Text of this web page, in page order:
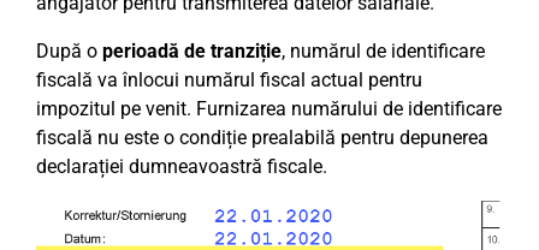
După o perioadă de tranziție, numărul de identificare
fiscală va înlocui numărul fiscal actual pentru
impozitul pe venit. Furnizarea numărului de identificare
fiscală nu este o condiție prealabilă pentru depunerea
declarației dumneavoastră fiscale.